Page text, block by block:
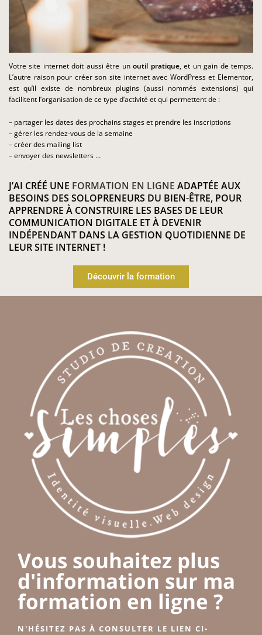
Votre site internet doit aussi être unoutil pratique, et un gain de temps.
L’autre raison pour créer son site internet avec WordPress et Elementor,
est qu’il existe de nombreux plugins (aussi nommés extensions) qui
facilitent l’organisation de ce type d’activité et qui permettent de :
– partager les dates des prochains stages et prendre les inscriptions
– gérer les rendez-vous de la semaine
– créer des mailing list
– envoyer des newsletters …
J’AI CRÉÉ UNE FORMATION EN LIGNE ADAPTÉE AUX
BESOINS DES SOLOPRENEURS DU BIEN-ÊTRE, POUR
APPRENDRE À CONSTRUIRE LES BASES DE LEUR
COMMUNICATION DIGITALE ET À DEVENIR
INDÉPENDANT DANS LA GESTION QUOTIDIENNE DE
LEUR SITE INTERNET !
Découvrir la formation
Vous souhaitez plus
d'information sur ma
formation en ligne ?
N'HÉSITEZ PAS À CONSULTER LE LIEN CI-